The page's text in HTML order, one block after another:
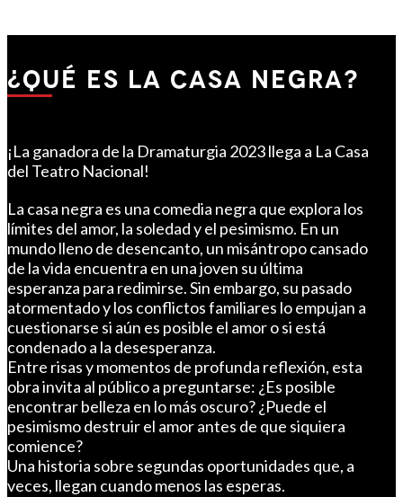
¿QUÉ ES LA CASA NEGRA?
¡La ganadora de la Dramaturgia 2023 llega a La Casa
del Teatro Nacional!
La casa negra es una comedia negra que explora los
límites del amor, la soledad y el pesimismo. En un
mundo lleno de desencanto, un misántropo cansado
de la vida encuentra en una joven su última
esperanza para redimirse. Sin embargo, su pasado
atormentado y los conflictos familiares lo empujan a
cuestionarse si aún es posible el amor o si está
condenado a la desesperanza.
Entre risas y momentos de profunda reflexión, esta
obra invita al público a preguntarse: ¿Es posible
encontrar belleza en lo más oscuro? ¿Puede el
pesimismo destruir el amor antes de que siquiera
comience?
Una historia sobre segundas oportunidades que, a
veces, llegan cuando menos las esperas.